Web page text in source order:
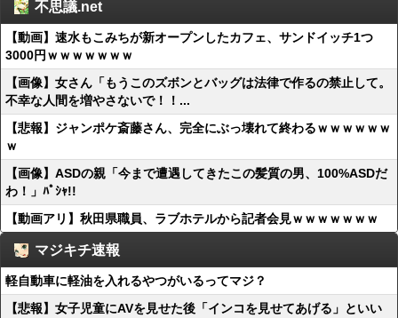
不思議.net
【動画】速水もこみちが新オープンしたカフェ、サンドイッチ1つ
3000円ｗｗｗｗｗｗｗ
【画像】女さん「もうこのズボンとバッグは法律で作るの禁止して。
不幸な人間を増やさないで！！...
【悲報】ジャンポケ斎藤さん、完全にぶっ壊れて終わるｗｗｗｗｗｗ
ｗ
【画像】ASDの親「今まで遭遇してきたこの髪質の男、100%ASDだ
わ！」ﾊﾟｼｬ!!
【動画アリ】秋田県職員、ラブホテルから記者会見ｗｗｗｗｗｗｗ
マジキチ速報
軽自動車に軽油を入れるやつがいるってマジ？
【悲報】女子児童にAVを見せた後「インコを見せてあげる」といい